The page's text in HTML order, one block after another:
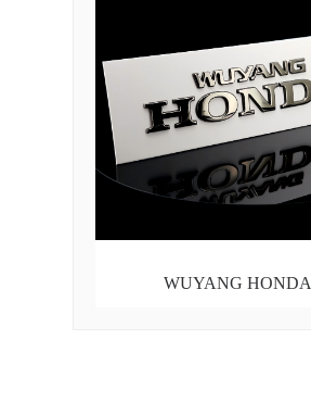
WUYANG HONDA